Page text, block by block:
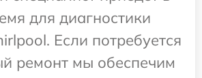
для диагностики
Если потребуется
ремонт мы обеспечим